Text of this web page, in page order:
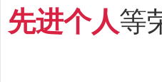
先进个人等